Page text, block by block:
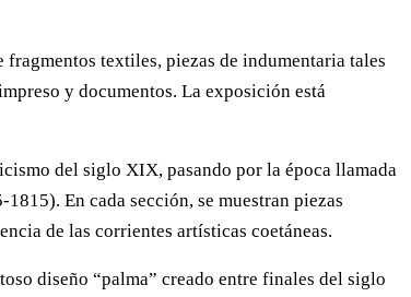
textiles, piezas de indumentaria tales
y documentos. La exposición está
del siglo XIX, pasando por la época llamada
En cada sección, se muestran piezas
de las corrientes artísticas coetáneas.
diseño “palma” creado entre finales del siglo